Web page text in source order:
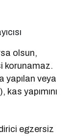
olsun,
korunamaz.
yapılan veya
kas yapımını
egzersiz